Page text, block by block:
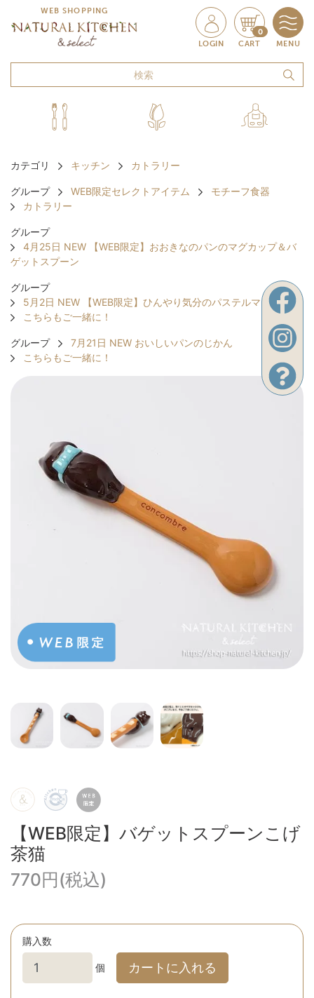
WEB SHOPPING
LOGIN
0
CART MENU
カテゴリ キッチン カトラリー
グループ WEB限定セレクトアイテム
モチーフ食器
カトラリー
グループ
4月25日 NEW 【WEB限定】おおきなのパンのマグカップ＆バ
ゲットスプーン
グループ
5月2日 NEW 【WEB限定】ひんやり気分のパステルマグ
こちらもご一緒に！
グループ
7月21日 NEW おいしいパンのじかん
こちらもご一緒に！
【WEB限定】バゲットスプーンこげ
茶猫
770円(税込)
購入数
個 カートに入れる